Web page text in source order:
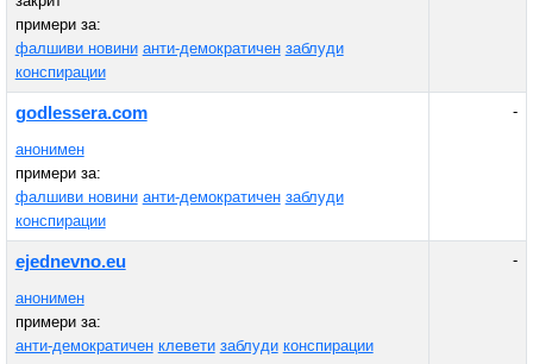
примери за:
фалшиви новини анти-демократичен заблуди
конспирации
godlessera.com
анонимен
примери за:
фалшиви новини анти-демократичен заблуди
конспирации
-
ejednevno.eu
анонимен
примери за:
анти-демократичен клевети заблуди конспирации
-